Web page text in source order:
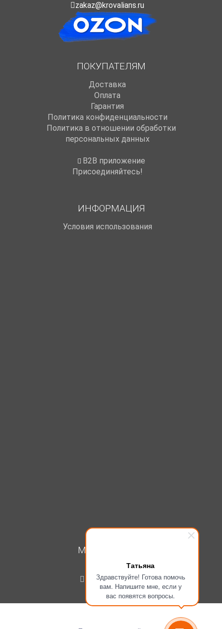
Татьяна
Здравствуйте! Готова помочь
вам. Напишите мне, если у
вас появятся вопросы.
zakaz@krovalians.ru
ПОКУПАТЕЛЯМ
Доставка
Оплата
Гарантия
Политика конфиденциальности
Политика в отношении обработки
персональных данных
B2B приложение
Присоединяйтесь!
ИНФОРМАЦИЯ
Условия использования
МОЙ КАБИНЕТ
Регистрация